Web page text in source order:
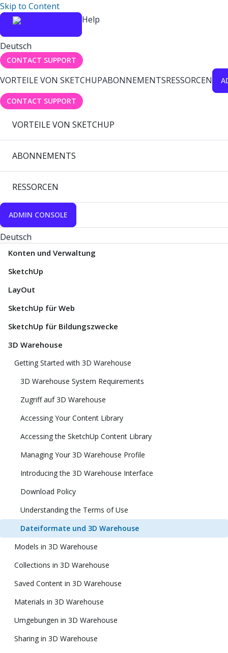
Skip to Content
Help
Deutsch
CONTACT SUPPORT
VORTEILE VON SKETCHUPABONNEMENTSRESSORCEN
CONTACT SUPPORT
VORTEILE VON SKETCHUP
ABONNEMENTS
RESSORCEN
ADMIN CONSOLE
Deutsch
Konten und Verwaltung
SketchUp
LayOut
SketchUp für Web
SketchUp für Bildungszwecke
3D Warehouse
Getting Started with 3D Warehouse
3D Warehouse System Requirements
Zugriff auf 3D Warehouse
Accessing Your Content Library
Accessing the SketchUp Content Library
Managing Your 3D Warehouse Profile
Introducing the 3D Warehouse Interface
Download Policy
Understanding the Terms of Use
Dateiformate und 3D Warehouse
Models in 3D Warehouse
Collections in 3D Warehouse
Saved Content in 3D Warehouse
Materials in 3D Warehouse
Umgebungen in 3D Warehouse
Sharing in 3D Warehouse